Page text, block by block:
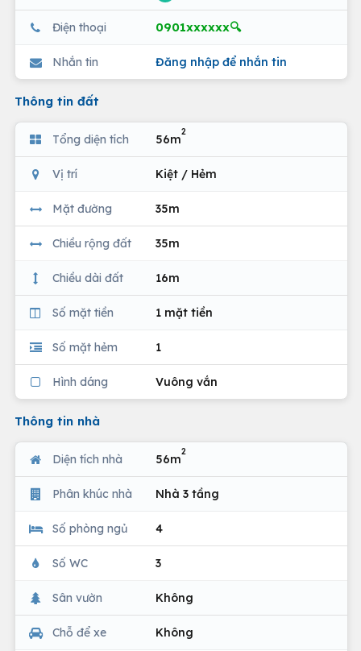
Điện thoại 0901xxxxxx🔍
Nhắn tin Đăng nhập để nhắn tin
Thông tin đất
Tổng diện tích 56m
2
Vị trí Kiệt / Hẻm
Mặt đường 35m
Chiều rộng đất 35m
Chiều dài đất 16m
Số mặt tiền 1 mặt tiền
Số mặt hẻm 1
Hình dáng Vuông vắn
Thông tin nhà
Diện tích nhà 56m
2
Phân khúc nhà Nhà 3 tầng
Số phòng ngủ 4
Số WC 3
Sân vườn Không
Chỗ để xe Không